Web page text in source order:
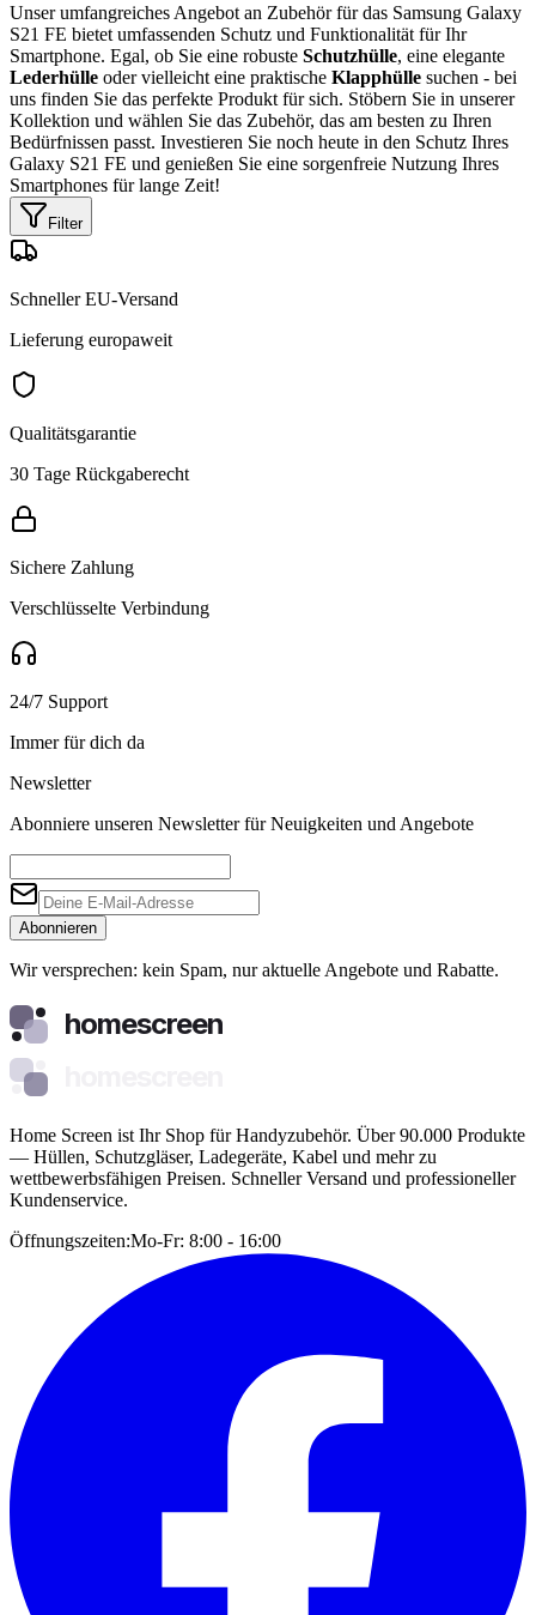
Unser umfangreiches Angebot an Zubehör für das Samsung Galaxy
S21 FE bietet umfassenden Schutz und Funktionalität für Ihr
Smartphone. Egal, ob Sie eine robuste Schutzhülle, eine elegante
Lederhülle oder vielleicht eine praktische Klapphülle suchen - bei
uns finden Sie das perfekte Produkt für sich. Stöbern Sie in unserer
Kollektion und wählen Sie das Zubehör, das am besten zu Ihren
Bedürfnissen passt. Investieren Sie noch heute in den Schutz Ihres
Galaxy S21 FE und genießen Sie eine sorgenfreie Nutzung Ihres
Smartphones für lange Zeit!
Filter
Schneller EU-Versand
Lieferung europaweit
Qualitätsgarantie
30 Tage Rückgaberecht
Sichere Zahlung
Verschlüsselte Verbindung
24/7 Support
Immer für dich da
Newsletter
Abonniere unseren Newsletter für Neuigkeiten und Angebote
Abonnieren
Wir versprechen: kein Spam, nur aktuelle Angebote und Rabatte.
homescreen
Home Screen ist Ihr Shop für Handyzubehör. Über 90.000 Produkte
— Hüllen, Schutzgläser, Ladegeräte, Kabel und mehr zu
wettbewerbsfähigen Preisen. Schneller Versand und professioneller
Kundenservice.
Öffnungszeiten:Mo-Fr: 8:00 - 16:00